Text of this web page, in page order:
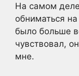
На самом
обниматься
было больше
чувствовал,
мне.